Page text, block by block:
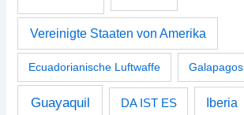
Vereinigte Staaten von Amerika
Ecuadorianische Luftwaffe Galapagos
Guayaquil DA IST ES Iberia